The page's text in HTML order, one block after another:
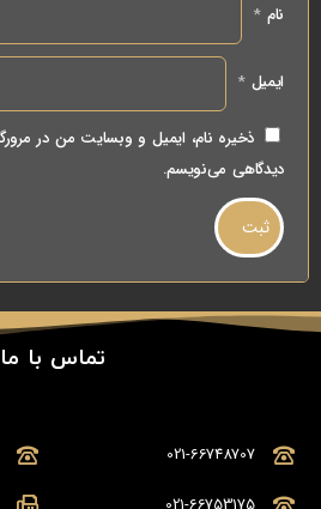
نام*
ایمیل*
ذخیره نام، ایمیل و وبسایت من در
دیدگاهی می‌نویسم.
تماس با ما
021-66748707